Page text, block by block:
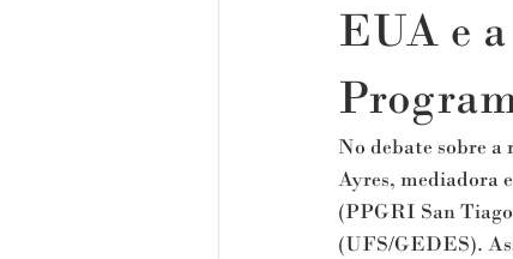
EUA e
No debate sobre
Ayres, mediadora
(PPGRI San
(UFS/GEDES).